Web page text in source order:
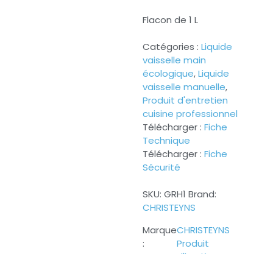
Flacon de 1 L
Catégories : Liquide
vaisselle main
écologique,Liquide
vaisselle manuelle,
Produit d'entretien
cuisine professionnel
Télécharger : Fiche
Technique
Télécharger : Fiche
Sécurité
SKU: GRH1 Brand:
CHRISTEYNS
CHRISTEYNS
Produit